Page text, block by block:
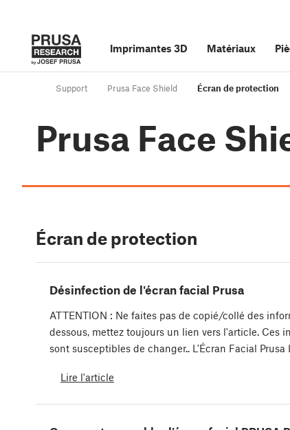
Imprimantes 3D Matériaux
Support Prusa Face Shield Écran de protection
Prusa Face
Écran de protection
Désinfection de l'écran facial Prusa
ATTENTION : Ne faites pas de copié/collé des
dessous, mettez toujours un lien vers l'article. Ces
sont susceptibles de changer.. L'Écran Facial Prusa
Lire l'article